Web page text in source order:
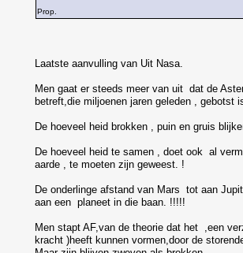
Prop.
Laatste aanvulling van Uit Nasa.
Men gaat er steeds meer van uit dat de
betreft,die miljoenen jaren geleden , gebotst
De hoeveel heid brokken , puin en gruis
De hoeveel heid te samen , doet ook al
aarde , te moeten zijn geweest. !
De onderlinge afstand van Mars tot aan
aan een planeet in die baan. !!!!!
Men stapt AF,van de theorie dat het ,een
kracht )heeft kunnen vormen,door de